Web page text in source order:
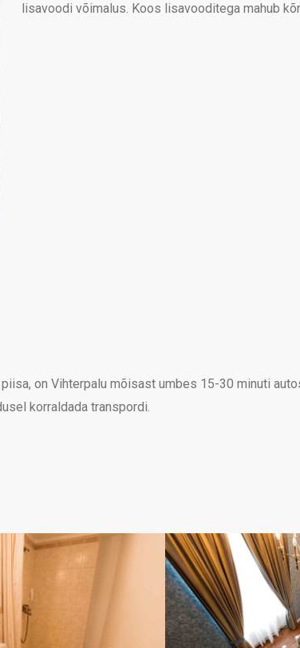
lisavoodi võimalus. Koos lisavooditega mahub
on Vihterpalu mõisast umbes 15-30 minuti
korraldada transpordi.